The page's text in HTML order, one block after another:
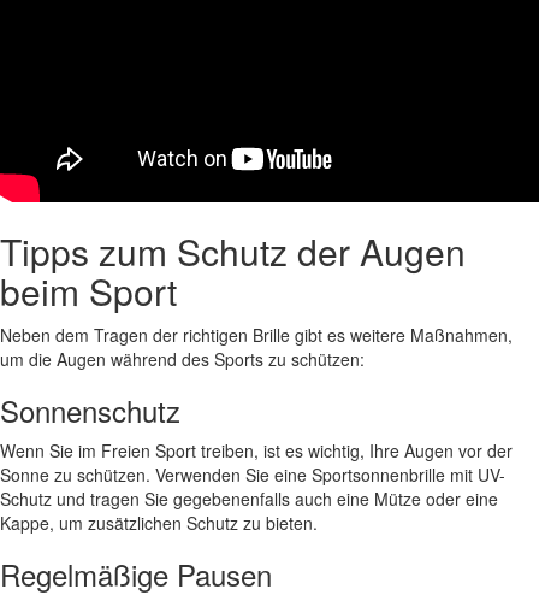
Tipps zum Schutz der Augen
beim Sport
Neben dem Tragen der richtigen Brille gibt es weitere Maßnahmen,
um die Augen während des Sports zu schützen:
Sonnenschutz
Wenn Sie im Freien Sport treiben, ist es wichtig, Ihre Augen vor der
Sonne zu schützen. Verwenden Sie eine Sportsonnenbrille mit UV-
Schutz und tragen Sie gegebenenfalls auch eine Mütze oder eine
Kappe, um zusätzlichen Schutz zu bieten.
Regelmäßige Pausen